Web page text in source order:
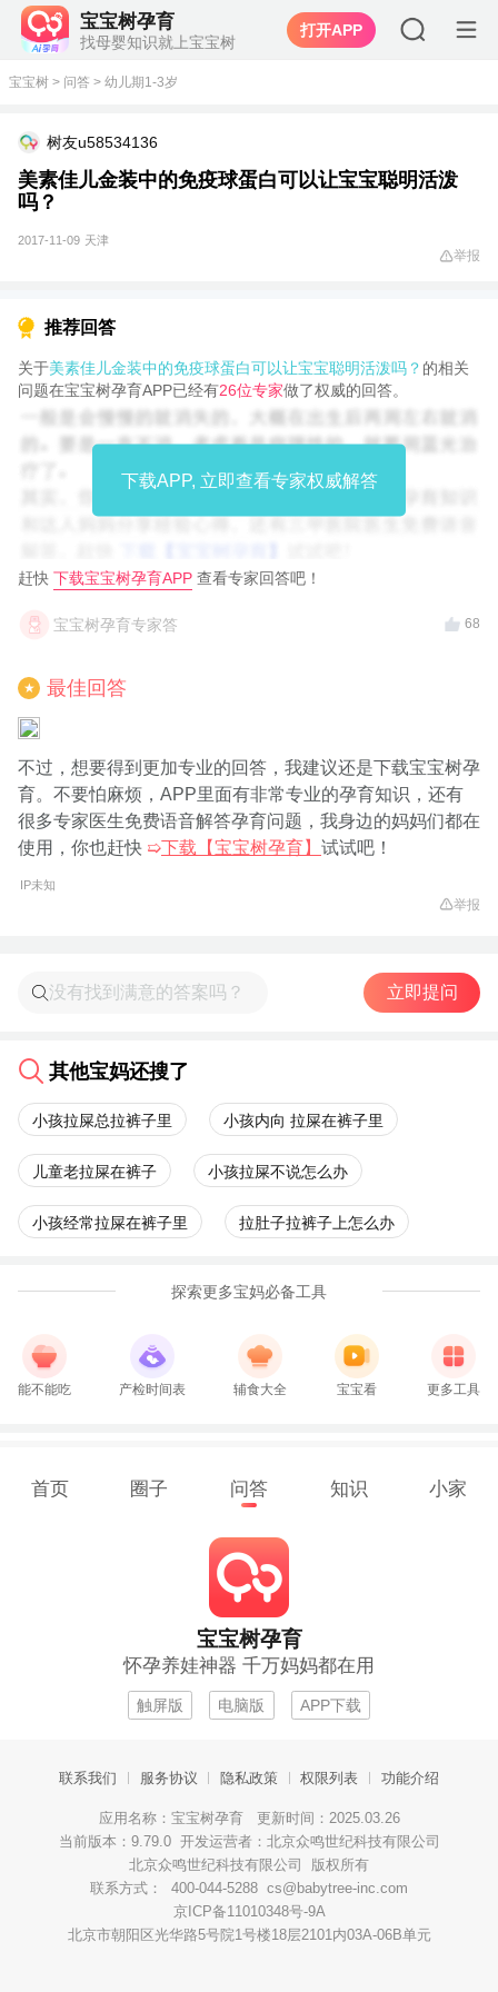
宝宝树孕育
找母婴知识就上宝宝树
打开APP
宝宝树 > 问答 > 幼儿期1-3岁
树友u58534136
美素佳儿金装中的免疫球蛋白可以让宝宝聪明活泼
吗？
2017-11-09 天津
举报
推荐回答
关于美素佳儿金装中的免疫球蛋白可以让宝宝聪明活泼吗？ 的相关
问题在宝宝树孕育APP已经有26位专家做了权威的回答。
下载APP, 立即查看专家权威解答
赶快 下载宝宝树孕育APP 查看专家回答吧！
宝宝树孕育专家答 68
★ 最佳回答
不过，想要得到更加专业的回答，我建议还是下载宝宝树孕
育。不要怕麻烦，APP里面有非常专业的孕育知识，还有
很多专家医生免费语音解答孕育问题，我身边的妈妈们都在
使用，你也赶快 ➯下载【宝宝树孕育】 试试吧！
IP未知
举报
立即提问
其他宝妈还搜了
小孩拉屎总拉裤子里 小孩内向 拉屎在裤子里
儿童老拉屎在裤子 小孩拉屎不说怎么办
小孩经常拉屎在裤子里 拉肚子拉裤子上怎么办
探索更多宝妈必备工具
能不能吃 产检时间表 辅食大全 宝宝看 更多工具
首页 圈子 问答 知识 小家
宝宝树孕育
怀孕养娃神器 千万妈妈都在用
触屏版 电脑版 APP下载
联系我们 服务协议 隐私政策 权限列表 功能介绍
应用名称：宝宝树孕育 更新时间：2025.03.26
当前版本：9.79.0 开发运营者：北京众鸣世纪科技有限公司
北京众鸣世纪科技有限公司 版权所有
联系方式： 400-044-5288 cs@babytree-inc.com
京ICP备11010348号-9A
北京市朝阳区光华路5号院1号楼18层2101内03A-06B单元